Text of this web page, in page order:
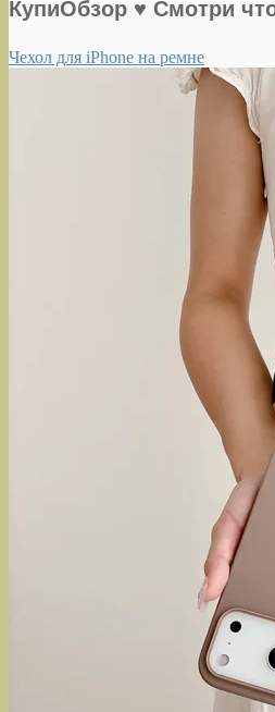
КупиОбзор ♥ Смотри
Чехол для iPhone на ремне